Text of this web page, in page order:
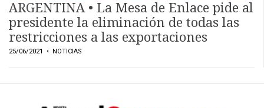
ARGENTINA • La Mesa de Enlace pide al
presidente la eliminación de todas las
restricciones a las exportaciones
25/06/2021 • NOTICIAS